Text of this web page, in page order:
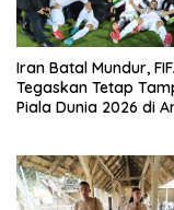
Iran Batal Mundur,
Tegaskan Tetap
Piala Dunia 2026 di